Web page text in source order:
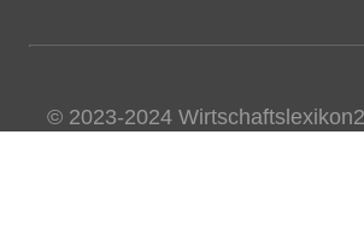
© 2023-2024